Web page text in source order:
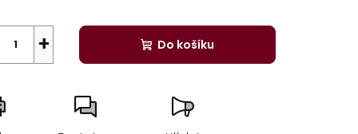
+ Do košíku